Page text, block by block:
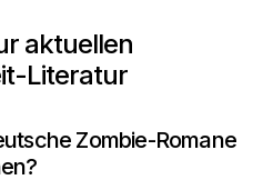
aktuellen
Literatur
Zombie-Romane